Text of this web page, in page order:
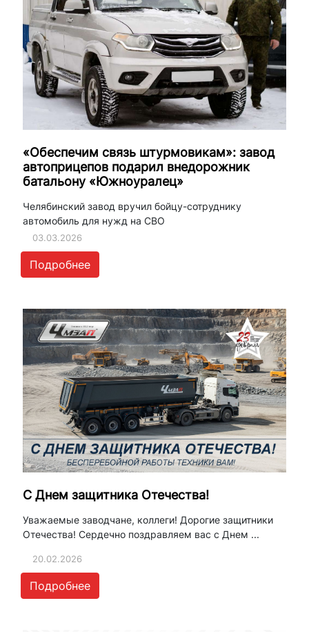
«Обеспечим связь штурмовикам»: завод
автоприцепов подарил внедорожник
батальону «Южноуралец»
Челябинский завод вручил бойцу-сотруднику
автомобиль для нужд на СВО
03.03.2026
Подробнее
С Днем защитника Отечества!
Уважаемые заводчане, коллеги! Дорогие защитники
Отечества! Сердечно поздравляем вас с Днем ...
20.02.2026
Подробнее